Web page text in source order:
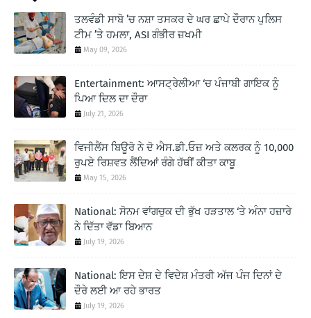
ਤਲਵੰਡੀ ਸਾਬੋ ’ਚ ਨਸ਼ਾ ਤਸਕਰ ਦੇ ਘਰ ਛਾਪੇ ਦੌਰਾਨ ਪੁਲਿਸ
ਟੀਮ ’ਤੇ ਹਮਲਾ, ASI ਗੰਭੀਰ ਜ਼ਖਮੀ
May 09, 2026
Entertainment: ਆਸਟ੍ਰੇਲੀਆ ‘ਚ ਪੰਜਾਬੀ ਗਾਇਕ ਨੂੰ
ਪਿਆ ਦਿਲ ਦਾ ਦੌਰਾ
July 21, 2026
ਵਿਜੀਲੈਂਸ ਬਿਊਰੋ ਨੇ ਦੋ ਐਸ.ਡੀ.ਓਜ਼ ਅਤੇ ਕਲਰਕ ਨੂੰ 10,000
ਰੁਪਏ ਰਿਸ਼ਵਤ ਲੈਂਦਿਆਂ ਰੰਗੇ ਹੱਥੀਂ ਕੀਤਾ ਕਾਬੂ
May 15, 2026
National: ਸੋਨਮ ਵਾਂਗਚੁਕ ਦੀ ਭੁੱਖ ਹੜਤਾਲ ‘ਤੇ ਅੰਨਾ ਹਜ਼ਾਰੇ
ਨੇ ਦਿੱਤਾ ਵੱਡਾ ਬਿਆਨ
July 19, 2026
National: ਇਸ ਦੇਸ਼ ਦੇ ਵਿਦੇਸ਼ ਮੰਤਰੀ ਅੱਜ ਪੰਜ ਦਿਨਾਂ ਦੇ
ਦੌਰੇ ਲਈ ਆ ਰਹੇ ਭਾਰਤ
July 19, 2026